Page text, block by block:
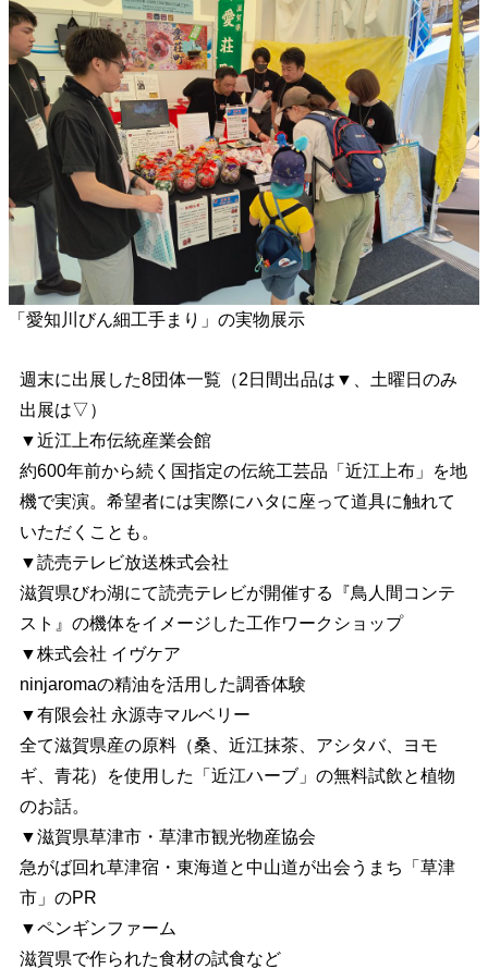
「愛知川びん細工手まり」の実物展示
週末に出展した8団体一覧（2日間出品は▼、土曜日のみ
出展は▽）
▼近江上布伝統産業会館
約600年前から続く国指定の伝統工芸品「近江上布」を地
機で実演。希望者には実際にハタに座って道具に触れて
いただくことも。
▼読売テレビ放送株式会社
滋賀県びわ湖にて読売テレビが開催する『鳥人間コンテ
スト』の機体をイメージした工作ワークショップ
▼株式会社 イヴケア
ninjaromaの精油を活用した調香体験
▼有限会社 永源寺マルベリー
全て滋賀県産の原料（桑、近江抹茶、アシタバ、ヨモ
ギ、青花）を使用した「近江ハーブ」の無料試飲と植物
のお話。
▼滋賀県草津市・草津市観光物産協会
急がば回れ草津宿・東海道と中山道が出会うまち「草津
市」のPR
▼ペンギンファーム
滋賀県で作られた食材の試食など